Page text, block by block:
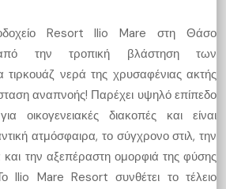
Resort Ilio Mare στη Θάσο
την τροπική βλάστηση των
τιρκουάζ νερά της χρυσαφένιας ακτής
αναπνοής! Παρέχει υψηλό επίπεδο
οικογενειακές διακοπές και είναι
ατμόσφαιρα, το σύγχρονο στιλ, την
και την αξεπέραστη ομορφιά της φύσης
Ilio Mare Resort συνθέτει το τέλειο